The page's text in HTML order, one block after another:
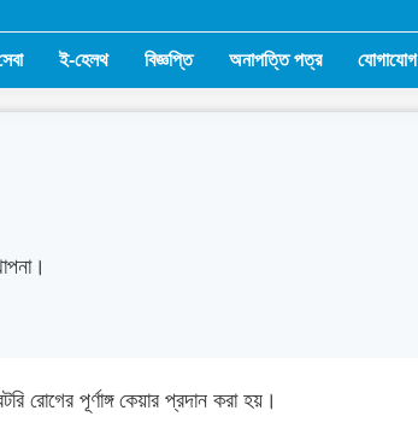
ই-হেলথ বিজ্ঞপ্তি অনাপত্তি পত্র যোগাযোগ
রোগের পূর্ণাঙ্গ কেয়ার প্রদান করা হয়।